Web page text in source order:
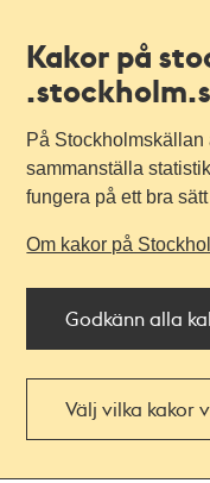
Kakor på
På Stockholmskällan
sammanställa
fungera på ett bra
Om kakor på
Godkänn alla
Välj vilka kakor